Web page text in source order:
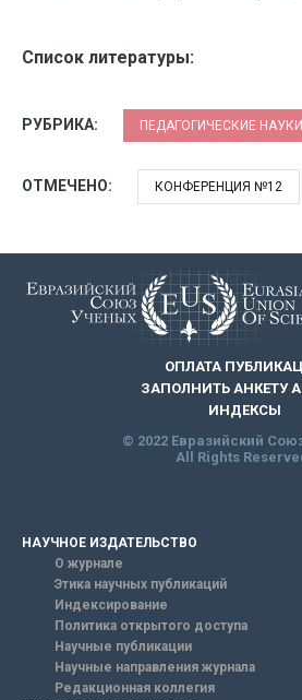
Список литературы:
РУБРИКА: ПЕДАГОГИЧЕСКИЕ НАУКИ
ОТМЕЧЕНО: КОНФЕРЕНЦИЯ №12
ОПЛАТА
ЗАПОЛНИТЬ АНКЕТУ
ИНДЕКСЫ
© 2022 Евразийский
All Rights
НАУЧНОЕ ИЗДАТЕЛЬСТВО
О журнале
Этика научных публикаций
Индексирование
Политика открытого доступа
Научные публикации
Научные направления журнала
Редакционная коллегия